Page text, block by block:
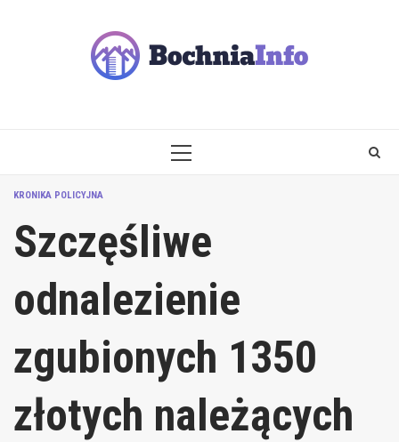
PRIMARY
KRONIKA POLICYJNA
Szczęśliwe
odnalezienie
zgubionych 1350
złotych należących